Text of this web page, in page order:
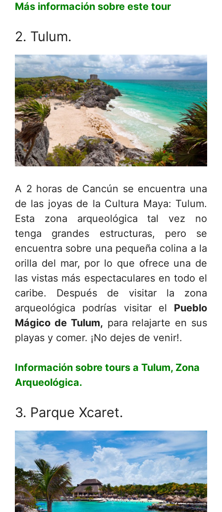
Más información sobre este tour
2. Tulum.
A 2 horas de Cancún se encuentra una
de las joyas de la Cultura Maya: Tulum.
Esta zona arqueológica tal vez no
tenga grandes estructuras, pero se
encuentra sobre una pequeña colina a la
orilla del mar, por lo que ofrece una de
las vistas más espectaculares en todo el
caribe. Después de visitar la zona
arqueológica podrías visitar el Pueblo
Mágico de Tulum, para relajarte en sus
playas y comer. ¡No dejes de venir!.
Información sobre tours a Tulum, Zona
Arqueológica.
3. Parque Xcaret.